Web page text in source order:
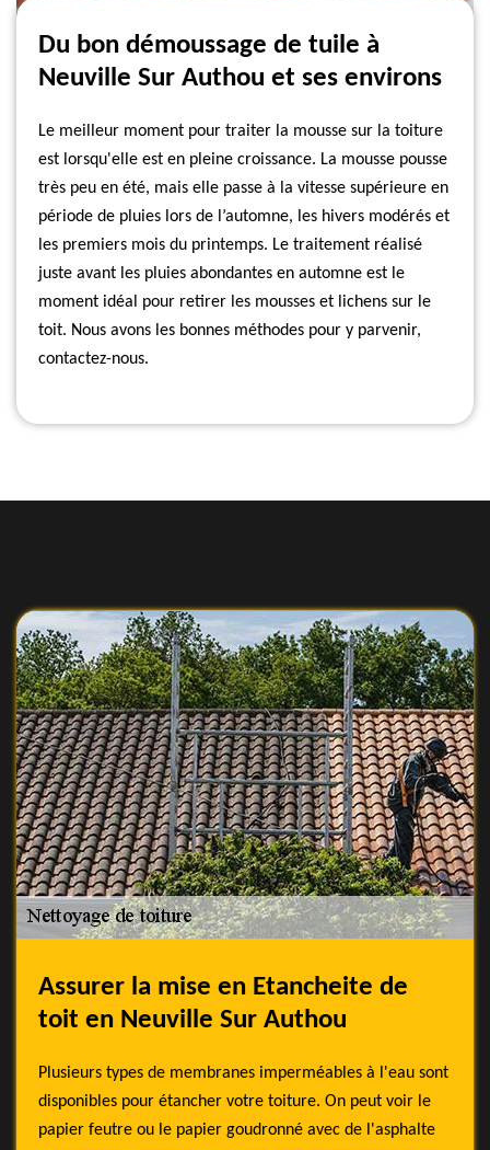
Du bon démoussage de tuile à
Neuville Sur Authou et ses environs
Le meilleur moment pour traiter la mousse sur la toiture
est lorsqu'elle est en pleine croissance. La mousse pousse
très peu en été, mais elle passe à la vitesse supérieure en
période de pluies lors de l’automne, les hivers modérés et
les premiers mois du printemps. Le traitement réalisé
juste avant les pluies abondantes en automne est le
moment idéal pour retirer les mousses et lichens sur le
toit. Nous avons les bonnes méthodes pour y parvenir,
contactez-nous.
Assurer la mise en Etancheite de
toit en Neuville Sur Authou
Plusieurs types de membranes imperméables à l'eau sont
disponibles pour étancher votre toiture. On peut voir le
papier feutre ou le papier goudronné avec de l'asphalte